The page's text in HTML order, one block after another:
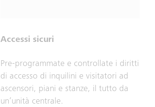
Accessi sicuri
Pre-programmate e controllate i diritti
di accesso di inquilini e visitatori ad
ascensori, piani e stanze, il tutto da
un’unità centrale.